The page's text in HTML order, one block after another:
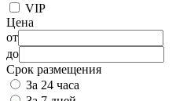
VIP
Цена
от
до
Срок размещения
За 24 часа